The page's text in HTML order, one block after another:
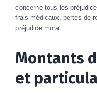
concerne tous les
frais médicaux, pertes de
préjudice moral…
Montants
et